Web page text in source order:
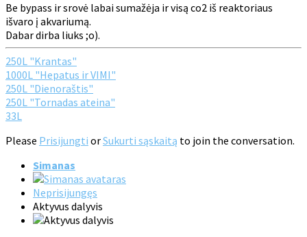
Be bypass ir srovė labai sumažėja ir visą co2 iš reaktoriaus
išvaro į akvariumą.
Dabar dirba liuks ;o).
250L "Krantas"
1000L "Hepatus ir VIMI"
250L "Dienoraštis"
250L "Tornadas ateina"
33L
Please Prisijungti orSukurti sąskaitą to join the conversation.
Simanas
Neprisijungęs
Aktyvus dalyvis